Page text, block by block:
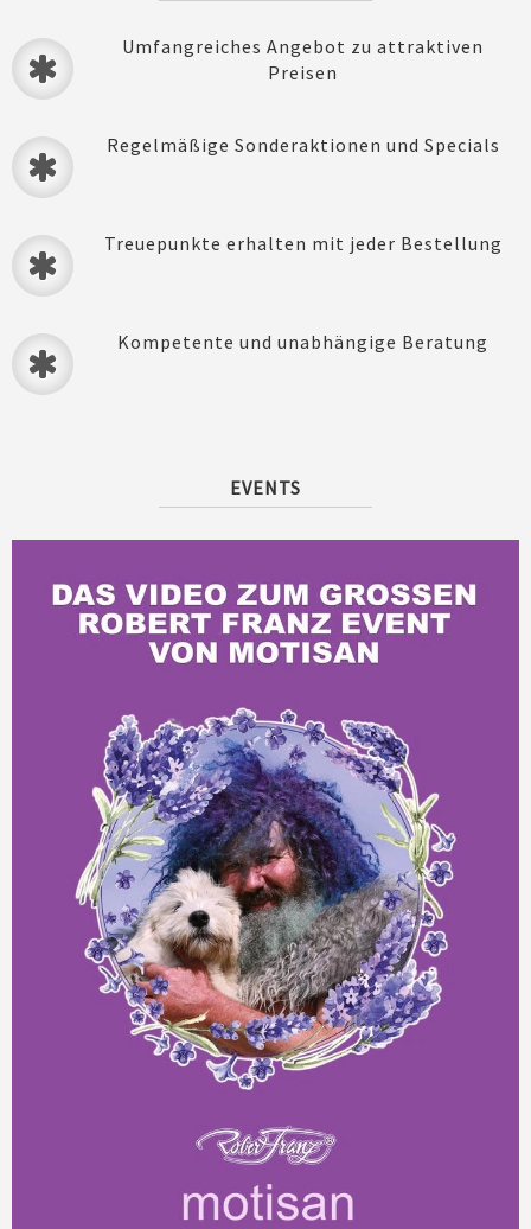
Umfangreiches Angebot zu attraktiven
Preisen
Regelmäßige Sonderaktionen und Specials
Treuepunkte erhalten mit jeder Bestellung
Kompetente und unabhängige Beratung
EVENTS